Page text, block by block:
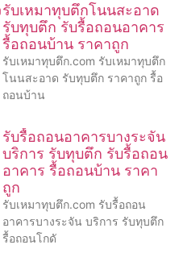
รับเหมาทุบตึกโนนสะอาด
รับทุบตึก รับรื้อถอนอาคาร
รื้อถอนบ้าน ราคาถูก
รับเหมาทุบตึก.com รับเหมาทุบตึก
โนนสะอาด รับทุบตึก ราคาถูก รื้อ
ถอนบ้าน
รับรื้อถอนอาคารบางระจัน
บริการ รับทุบตึก รับรื้อถอน
อาคาร รื้อถอนบ้าน ราคา
ถูก
รับเหมาทุบตึก.com รับรื้อถอน
อาคารบางระจัน บริการ รับทุบตึก
รื้อถอนโกดั